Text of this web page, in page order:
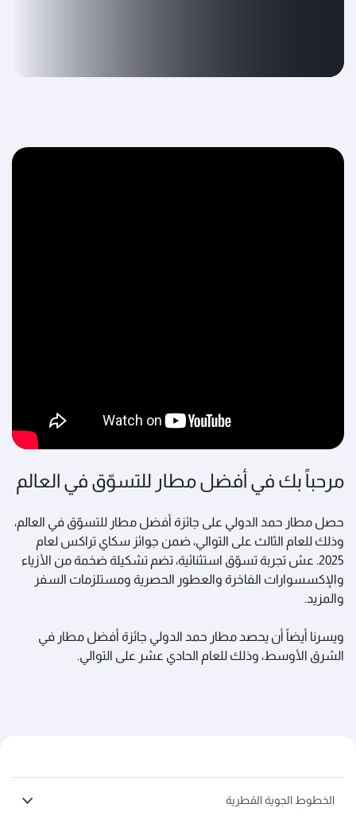
مرحباً بك في أفضل مطار للتسوّق في العالم
حصل مطار حمد الدولي على جائزة أفضل مطار للتسوّق في العالم،
وذلك للعام الثالث على التوالي، ضمن جوائز سكاي تراكس لعام
2025. عش تجربة تسوّق استثنائية، تضم تشكيلة ضخمة من الأزياء
والإكسسوارات الفاخرة والعطور الحصرية ومستلزمات السفر
والمزيد.
ويسرنا أيضاً أن يحصد مطار حمد الدولي جائزة أفضل مطار في
الشرق الأوسط، وذلك للعام الحادي عشر على التوالي.
الخطوط الجوية القطرية